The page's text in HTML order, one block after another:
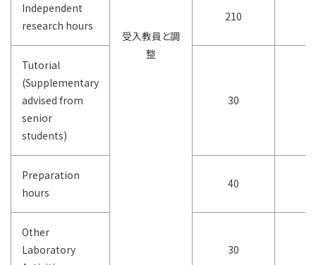
受入教員と調
整
Independent
research hours
210
Tutorial
(Supplementary
advised from
senior
students)
30
Preparation
hours
40
Other
Laboratory
30